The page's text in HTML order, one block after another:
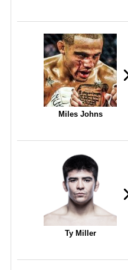
Miles Johns
Ty Miller